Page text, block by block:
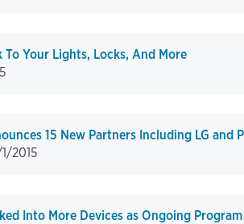
To Your Lights, Locks, And More
15 New Partners Including LG and
2015
Into More Devices as Ongoing